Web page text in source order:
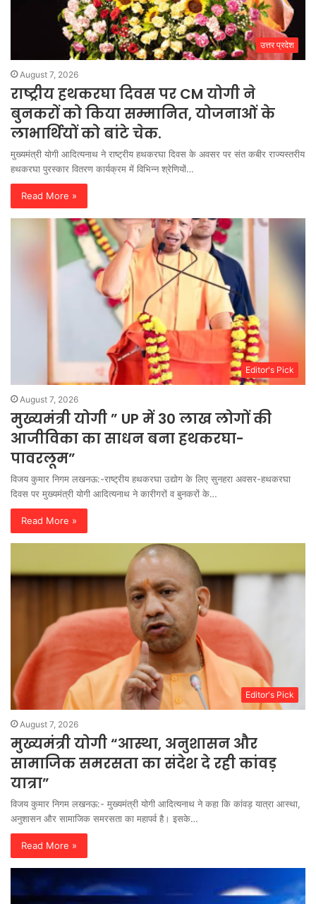
उत्तर प्रदेश
August 7, 2026
राष्ट्रीय हथकरघा दिवस पर CM योगी ने
बुनकरों को किया सम्मानित, योजनाओं के
लाभार्थियों को बांटे चेक.
मुख्यमंत्री योगी आदित्यनाथ ने राष्ट्रीय हथकरघा दिवस के अवसर पर संत कबीर राज्यस्तरीय
हथकरघा पुरस्कार वितरण कार्यक्रम में विभिन्न श्रेणियों…
Read More »
Editor's Pick
August 7, 2026
मुख्यमंत्री योगी ” UP में 30 लाख लोगों की
आजीविका का साधन बना हथकरघा-
पावरलूम”
विजय कुमार निगम लखनऊ:-राष्ट्रीय हथकरघा उद्योग के लिए सुनहरा अवसर-हथकरघा
दिवस पर मुख्यमंत्री योगी आदित्यनाथ ने कारीगरों व बुनकरों के…
Read More »
Editor's Pick
August 7, 2026
मुख्यमंत्री योगी “आस्था, अनुशासन और
सामाजिक समरसता का संदेश दे रही कांवड़
यात्रा”
विजय कुमार निगम लखनऊ:- मुख्यमंत्री योगी आदित्यनाथ ने कहा कि कांवड़ यात्रा आस्था,
अनुशासन और सामाजिक समरसता का महापर्व है। इसके…
Read More »